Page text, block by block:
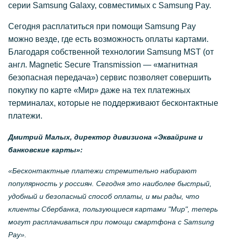
серии Samsung Galaxy, совместимых с Samsung Pay.
Сегодня расплатиться при помощи Samsung Pay
можно везде, где есть возможность оплаты картами.
Благодаря собственной технологии Samsung MST (от
англ. Magnetic Secure Transmission — «магнитная
безопасная передача») сервис позволяет совершить
покупку по карте «Мир» даже на тех платежных
терминалах, которые не поддерживают бесконтактные
платежи.
Дмитрий Малых, директор дивизиона «Эквайринг и
банковские карты»:
«Бесконтактные платежи стремительно набирают
популярность у россиян. Сегодня это наиболее быстрый,
удобный и безопасный способ оплаты, и мы рады, что
клиенты Сбербанка, пользующиеся картами "Мир", теперь
могут расплачиваться при помощи смартфона с Samsung
Pay».